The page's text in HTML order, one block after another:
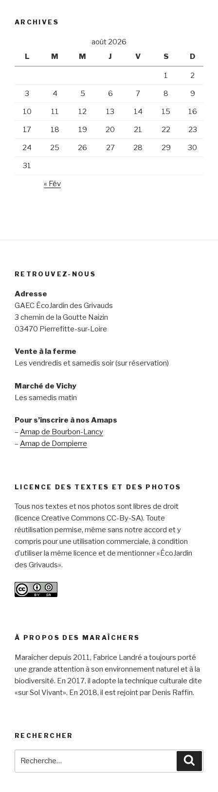
ARCHIVES
août 2026
L
M M J V S D
1 2
3 4 5 6 7 8 9
10 11 12 13 14 15 16
17 18 19 20 21 22 23
24 25 26 27 28 29 30
31
« Fév
RETROUVEZ-NOUS
Adresse
GAEC ÉcoJardin des Grivauds
3 chemin de la Goutte Naizin
03470 Pierrefitte-sur-Loire
Vente à la ferme
Les vendredis et samedis soir (sur réservation)
Marché de Vichy
Les samedis matin
Pour s’inscrire à nos Amaps
– Amap de Bourbon-Lancy
– Amap de Dompierre
LICENCE DES TEXTES ET DES PHOTOS
Tous nos textes et nos photos sont libres de droit
(licence Creative Commons CC-By-SA). Toute
réutilisation permise, même sans notre accord et y
compris pour une utilisation commerciale, à condition
d’utiliser la même licence et de mentionner «ÉcoJardin
des Grivauds».
À PROPOS DES MARAÎCHERS
Maraîcher depuis 2011, Fabrice Landré a toujours porté
une grande attention à son environnement naturel et à la
biodiversité. En 2017, il adopte la technique culturale dite
«sur Sol Vivant». En 2018, il est rejoint par Denis Raffin.
RECHERCHER